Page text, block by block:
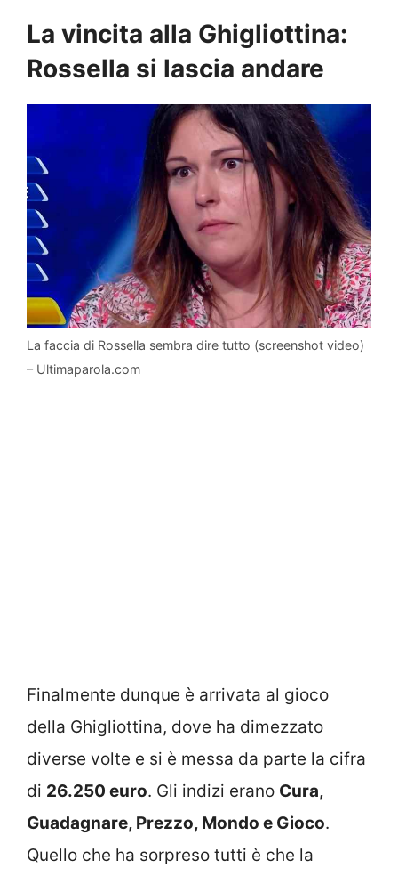
La vincita alla Ghigliottina:
Rossella si lascia andare
La faccia di Rossella sembra dire tutto (screenshot video)
– Ultimaparola.com
Finalmente dunque è arrivata al gioco
della Ghigliottina, dove ha dimezzato
diverse volte e si è messa da parte la cifra
di 26.250 euro. Gli indizi erano Cura,
Guadagnare, Prezzo, Mondo e Gioco.
Quello che ha sorpreso tutti è che la